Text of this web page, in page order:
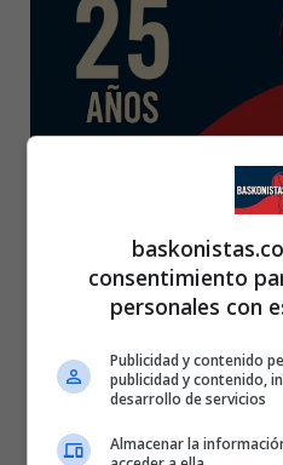
25 AÑOS BASKONISTAS
consentimiento
personales con
Publicidad y contenido
publicidad y contenido,
desarrollo de servicios
Almacenar la